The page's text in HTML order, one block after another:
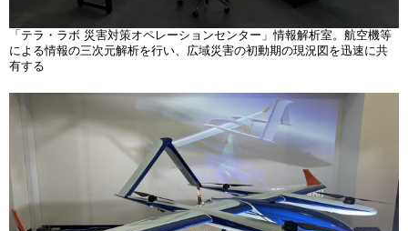
「テラ・ラボ 災害対策オペレーションセンター」情報解析室。航空機等
による情報の三次元解析を行い、広域災害の初動期の現況図を迅速に共
有する